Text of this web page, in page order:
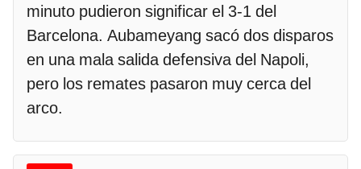
minuto pudieron significar el 3-1 del
Barcelona. Aubameyang sacó dos disparos
en una mala salida defensiva del Napoli,
pero los remates pasaron muy cerca del
arco.